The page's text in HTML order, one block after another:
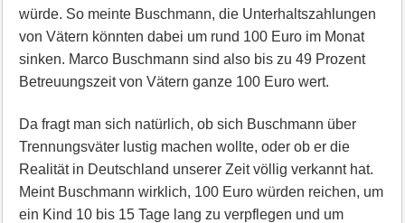
würde. So meinte Buschmann, die Unterhaltszahlungen
von Vätern könnten dabei um rund 100 Euro im Monat
sinken. Marco Buschmann sind also bis zu 49 Prozent
Betreuungszeit von Vätern ganze 100 Euro wert.
Da fragt man sich natürlich, ob sich Buschmann über
Trennungsväter lustig machen wollte, oder ob er die
Realität in Deutschland unserer Zeit völlig verkannt hat.
Meint Buschmann wirklich, 100 Euro würden reichen, um
ein Kind 10 bis 15 Tage lang zu verpflegen und um